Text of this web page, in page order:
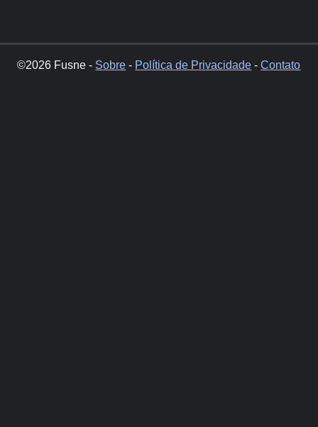
©2026 Fusne - Sobre - Política de Privacidade -Contato